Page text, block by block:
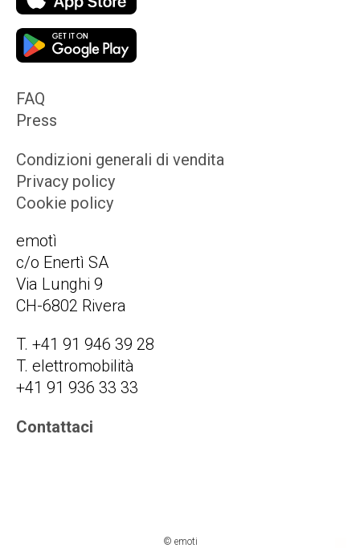
FAQ
Press
Condizioni generali di vendita
Privacy policy
Cookie policy
emotì
c/o Enertì SA
Via Lunghi 9
CH-6802 Rivera
T. +41 91 946 39 28
T. elettromobilità
+41 91 936 33 33
Contattaci
© emoti